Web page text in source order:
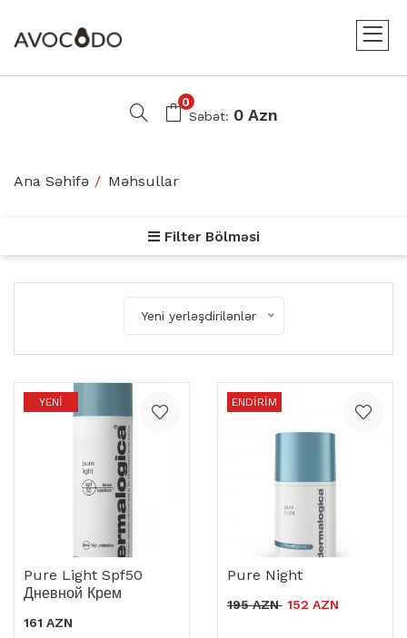
Səbət: 0 Azn
0
Ana Səhifə Məhsullar
Yeni yerləşdirilənlər
YENI
Pure Light Spf50
Дневной Крем
161 AZN
ENDIRIM
Pure Night
195 AZN 152 AZN
Filter Bölməsi